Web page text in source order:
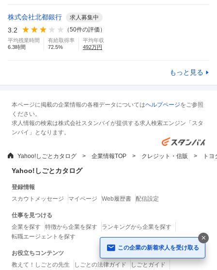
株式会社北都銀行 求人募集中
3.2 （50件の評価）
平均残業時間
6.3時間
有給取得率
72.5%
平均年収
492万円
もっと見る
この企業の新着求人を受け取る
本ページに掲載の企業情報の各種データについてはヘルプページをご参照
ください。
求人情報の検索は株式会社スタンバイが提供する求人検索エンジン「スタ
ンバイ」となります。
Yahoo!しごとカタログ 企業情報TOP クレジット・信販 ト
Yahoo!しごとカタログ
登録情報
スカウトメッセージ
マイページ Web履歴書 配信設定
仕事を見つける
企業を探す
特徴から企業を探す
ランキングから企業を探す
転職エージェントを探す
お役立ちコンテンツ
教えて！しごとの先生
しごとの法律ガイド しごとガイド